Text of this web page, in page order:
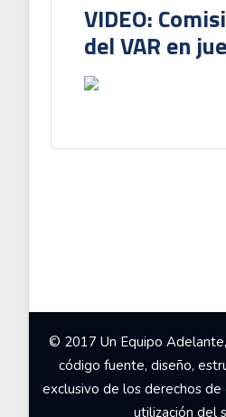
VIDEO:
del VAR en
© 2017 Un Equipo
código fuente, diseño,
exclusivo de los derechos de
utilización del